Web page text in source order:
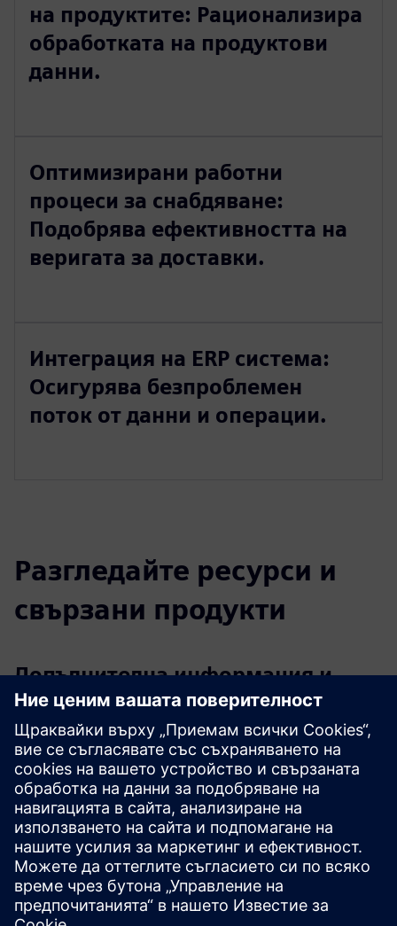
на продуктите: Рационализира
обработката на продуктови
данни.
Оптимизирани работни
процеси за снабдяване:
Подобрява ефективността на
веригата за доставки.
Интеграция на ERP система:
Осигурява безпроблемен
поток от данни и операции.
Разгледайте ресурси и
свързани продукти
Допълнителна информация и
ресурси
Управление на жизнения цикъл на продукта за
потребителски продукти и търговия на дребно
Как DLM трансформира модата и търговията на дребно
Стимулиране на дигиталната трансформация на дребно
с Mendix и CLEVR
Как AI предефинира изживяването на дребно
Предпоставки